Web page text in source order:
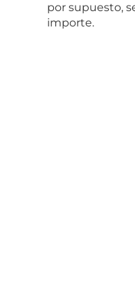
por supuesto,
importe.